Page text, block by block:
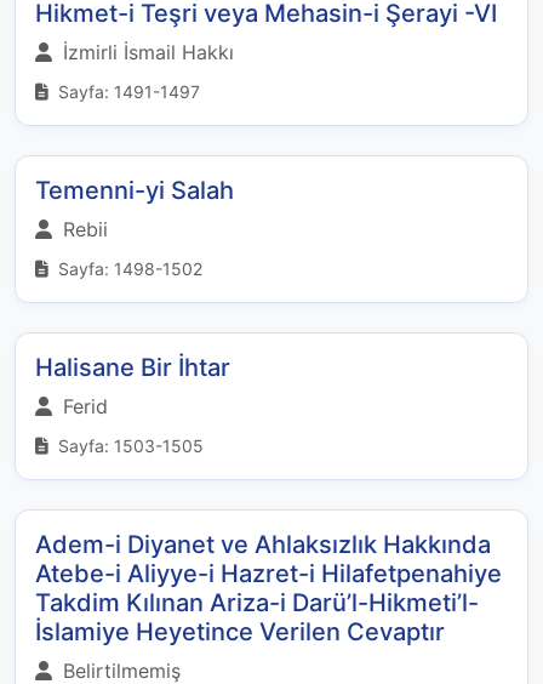
Hikmet-i Teşri veya Mehasin-i Şerayi -VI
İzmirli İsmail Hakkı
Sayfa: 1491-1497
Temenni-yi Salah
Rebii
Sayfa: 1498-1502
Halisane Bir İhtar
Ferid
Sayfa: 1503-1505
Adem-i Diyanet ve Ahlaksızlık Hakkında
Atebe-i Aliyye-i Hazret-i Hilafetpenahiye
Takdim Kılınan Ariza-i Darü’l-Hikmeti’l-
İslamiye Heyetince Verilen Cevaptır
Belirtilmemiş